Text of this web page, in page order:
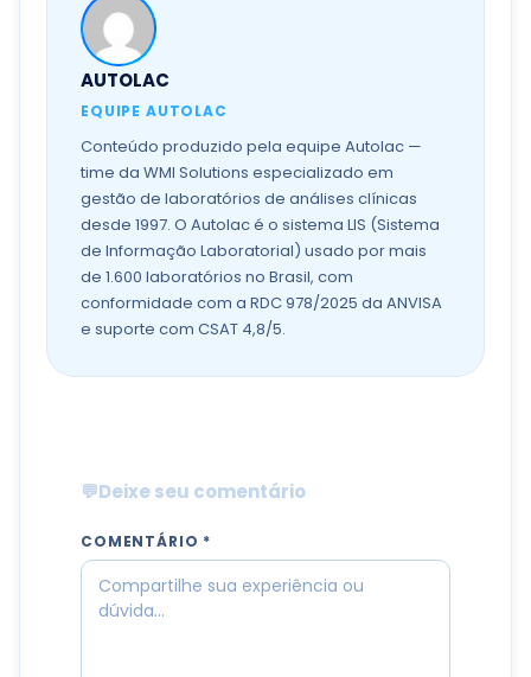
AUTOLAC
EQUIPE AUTOLAC
Conteúdo produzido pela equipe Autolac —
time da WMI Solutions especializado em
gestão de laboratórios de análises clínicas
desde 1997. O Autolac é o sistema LIS (Sistema
de Informação Laboratorial) usado por mais
de 1.600 laboratórios no Brasil, com
conformidade com a RDC 978/2025 da ANVISA
e suporte com CSAT 4,8/5.
💬Deixe seu comentário
COMENTÁRIO *